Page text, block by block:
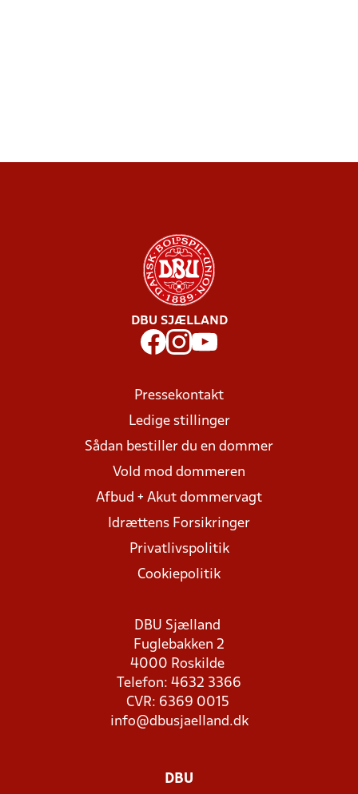
DBU SJÆLLAND
Pressekontakt
Ledige stillinger
Sådan bestiller du en dommer
Vold mod dommeren
Afbud + Akut dommervagt
Idrættens Forsikringer
Privatlivspolitik
Cookiepolitik
DBU Sjælland
Fuglebakken 2
4000 Roskilde
Telefon: 4632 3366
CVR: 6369 0015
info@dbusjaelland.dk
DBU